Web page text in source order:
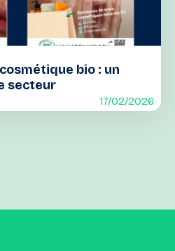
bio : un
secteur
17/02/2026